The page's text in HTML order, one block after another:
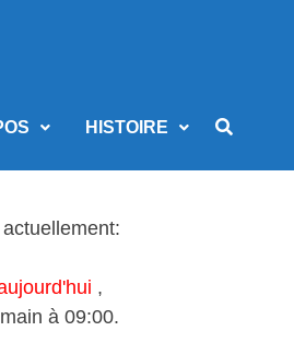
HISTOIRE
,
à 09:00.